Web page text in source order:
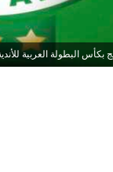
البطولة العربية للأندية